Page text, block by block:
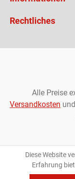
Rechtliches
Alle Preise
Versandkosten
Diese Website
Erfahrung